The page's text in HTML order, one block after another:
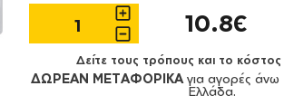
10.8€
Δείτε τους τρόπους και το
ΔΩΡΕΑΝ ΜΕΤΑΦΟΡΙΚΑ για αγορές
Ελλάδα.